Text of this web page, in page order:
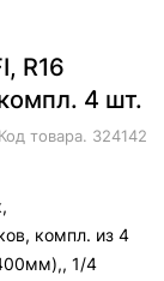
R16
4 шт.
Код товара. 324142
компл. из 4
1/4